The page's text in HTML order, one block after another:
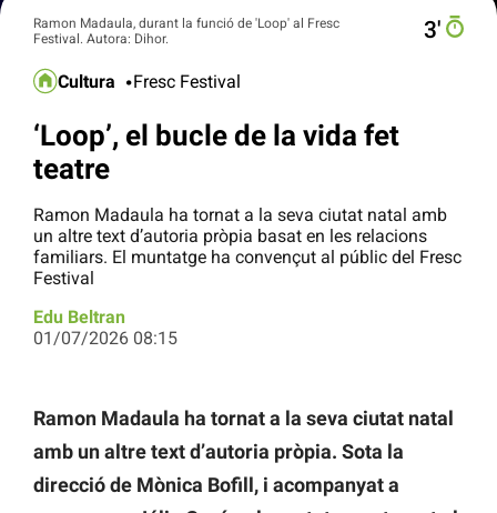
Ramon Madaula, durant la funció de 'Loop' al Fresc
Festival. Autora: Dihor.
3′
Cultura Fresc Festival
‘Loop’, el bucle de la vida fet
teatre
Ramon Madaula ha tornat a la seva ciutat natal amb
un altre text d’autoria pròpia basat en les relacions
familiars. El muntatge ha convençut al públic del Fresc
Festival
Edu Beltran
01/07/2026 08:15
Ramon Madaula ha tornat a la seva ciutat natal
amb un altre text d’autoria pròpia. Sota la
direcció de Mònica Bofill, i acompanyat a